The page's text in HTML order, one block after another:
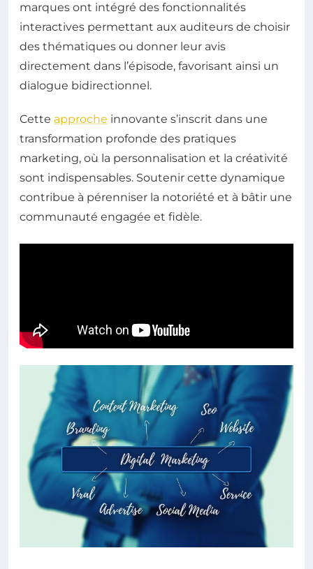
marques ont intégré des fonctionnalités
interactives permettant aux auditeurs de choisir
des thématiques ou donner leur avis
directement dans l’épisode, favorisant ainsi un
dialogue bidirectionnel.
Cette approche innovante s’inscrit dans une
transformation profonde des pratiques
marketing, où la personnalisation et la créativité
sont indispensables. Soutenir cette dynamique
contribue à pérenniser la notoriété et à bâtir une
communauté engagée et fidèle.